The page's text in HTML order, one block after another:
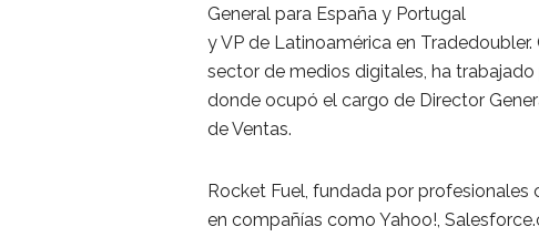
General para España y Portugal
y VP de Latinoamérica en
sector de medios digitales, ha
donde ocupó el cargo de Director
de Ventas.
Rocket Fuel, fundada por
en compañías como Yahoo!,